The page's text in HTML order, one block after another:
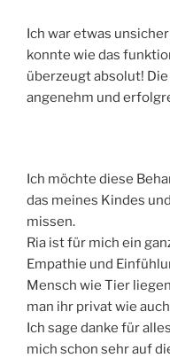
Ich war etwas
konnte wie das
überzeugt absolut!
angenehm und
Ich möchte diese
das meines Kindes
missen.
Ria ist für mich ein
Empathie und
Mensch wie Tier
man ihr privat wie
Ich sage danke für
mich schon sehr auf